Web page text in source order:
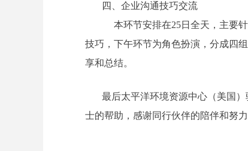
四、企业沟通技巧交流
本环节安排在25日全天，主要
技巧，下午环节为角色扮演，分成四
享和总结。
最后太平洋环境资源中心（美国
士的帮助，感谢同行伙伴的陪伴和努